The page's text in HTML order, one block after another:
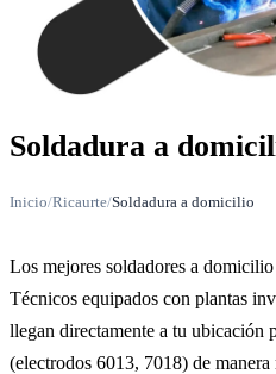
Soldadura a
Inicio/Ricaurte/Soldadura a domicilio
Los mejores soldadores a domicilio
Técnicos equipados con plantas
llegan directamente a tu ubicación
(electrodos 6013, 7018) de